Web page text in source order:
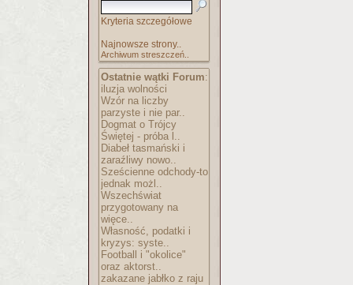
Kryteria szczegółowe
Najnowsze strony..
Archiwum streszczeń..
Ostatnie wątki Forum:
iluzja wolności
Wzór na liczby
parzyste i nie par..
Dogmat o Trójcy
Świętej - próba l..
Diabeł tasmański i
zaraźliwy nowo..
Sześcienne odchody-to
jednak możl..
Wszechświat
przygotowany na
więce..
Własność, podatki i
kryzys: syste..
Football i "okolice"
oraz aktorst..
zakazane jabłko z raju